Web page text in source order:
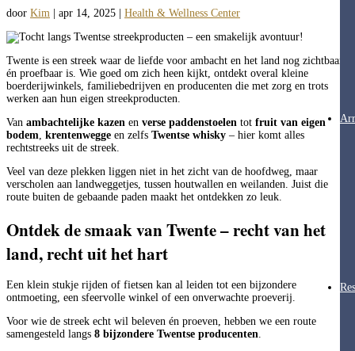
door Kim apr 14, 2025 Health & Wellness Center
Twente is een streek waar de liefde voor ambacht en het land nog zichtbaar
én proefbaar is. Wie goed om zich heen kijkt, ontdekt overal kleine
boerderijwinkels, familiebedrijven en producenten die met zorg en trots
werken aan hun eigen streekproducten.
Van ambachtelijke kazen en verse paddenstoelen tot fruit van eigen
bodem, krentenwegge en zelfs Twentse whisky – hier komt alles
rechtstreeks uit de streek.
Veel van deze plekken liggen niet in het zicht van de hoofdweg, maar
verscholen aan landweggetjes, tussen houtwallen en weilanden. Juist die
route buiten de gebaande paden maakt het ontdekken zo leuk.
Ontdek de smaak van Twente – recht van het
land, recht uit het hart
Een klein stukje rijden of fietsen kan al leiden tot een bijzondere
ontmoeting, een sfeervolle winkel of een onverwachte proeverij.
Voor wie de streek echt wil beleven én proeven, hebben we een route
samengesteld langs 8 bijzondere Twentse producenten.